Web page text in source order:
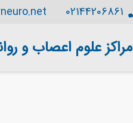
02144206861
مراکز علوم اعصاب و